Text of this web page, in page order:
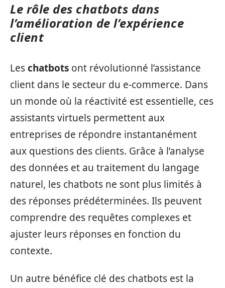
Le rôle des chatbots dans
l’amélioration de l’expérience
client
Leschatbots ont révolutionné l’assistance
client dans le secteur du e-commerce. Dans
un monde où la réactivité est essentielle, ces
assistants virtuels permettent aux
entreprises de répondre instantanément
aux questions des clients. Grâce à l’analyse
des données et au traitement du langage
naturel, les chatbots ne sont plus limités à
des réponses prédéterminées. Ils peuvent
comprendre des requêtes complexes et
ajuster leurs réponses en fonction du
contexte.
Un autre bénéfice clé des chatbots est la